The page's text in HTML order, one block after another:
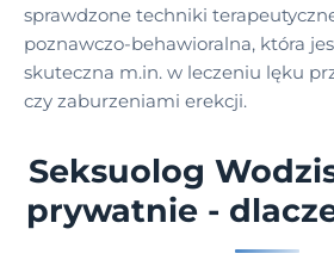
sprawdzone techniki
poznawczo-behawioralna, która
skuteczna m.in. w leczeniu lęku
czy zaburzeniami erekcji.
Seksuolog
prywatnie -